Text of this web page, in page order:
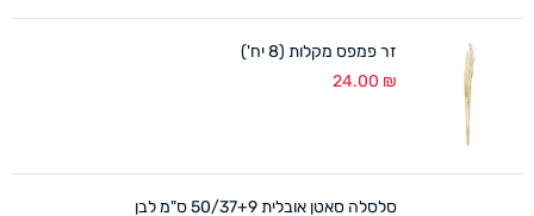
זר פמפס מקלות (8 יח')
24.00 ₪
סלסלה סאטן אובלית 50/37+9 ס"מ לבן